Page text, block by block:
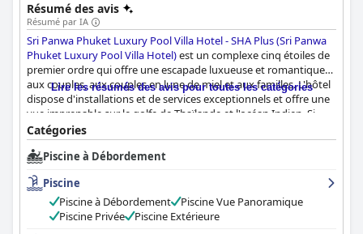
Résumé des avis
Résumé par IA
Sri Panwa Phuket Luxury Pool Villa Hotel - SHA Plus (Sri Panwa
Phuket Luxury Pool Villa Hotel)est un complexe cinq étoiles de
premier ordre qui offre une escapade luxueuse et romantique
aux couples, aux couples en lune de miel et aux familles. L'hôtel
dispose d'installations et de services exceptionnels et offre une
vue imprenable sur le golfe de Thaïlande et l'océan Indien. Si
certains clients ont trouvé qu'il était difficile de se rendre dans
les principales villes, les vues panoramiques et le club de plage
isolé de l'hôtel ont compensé ce manque. Le petit déjeuner et le
dîner ont fait l'objet de critiques mitigées, mais le personnel a
été remarqué pour son amabilité et sa volonté d'aider. Les
chambres sont spacieuses et modernes, avec un beau mobilier
et des lumières d'ambiance, et les piscines privées des villas
Lire les résumés des avis pour toutes les catégories
Catégories
Piscine à Débordement
Piscine
Piscine à Débordement
Piscine Vue Panoramique
Piscine Privée
Piscine Extérieure